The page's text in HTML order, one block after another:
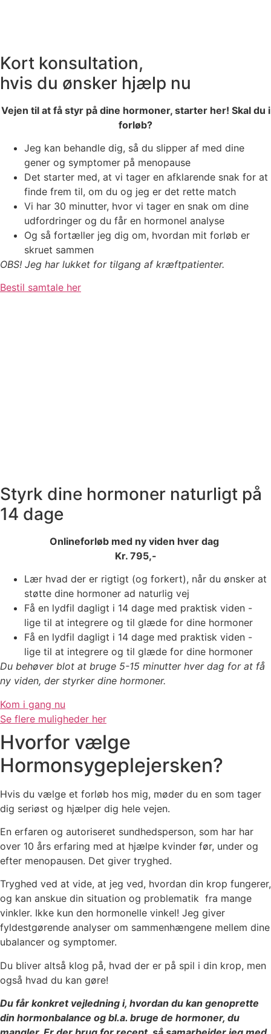
Kort konsultation,
hvis du ønsker hjælp nu
Vejen til at få styr på dine hormoner, starter her! Skal du i
forløb?
Jeg kan behandle dig, så du slipper af med dine
gener og symptomer på menopause
Det starter med, at vi tager en afklarende snak for at
finde frem til, om du og jeg er det rette match
Vi har 30 minutter, hvor vi tager en snak om dine
udfordringer og du får en hormonel analyse
Og så fortæller jeg dig om, hvordan mit forløb er
skruet sammen
OBS! Jeg har lukket for tilgang af kræftpatienter.
Bestil samtale her
Styrk dine hormoner naturligt på
14 dage
Onlineforløb med ny viden hver dag
Kr. 795,-
Lær hvad der er rigtigt (og forkert), når du ønsker at
støtte dine hormoner ad naturlig vej
Få en lydfil dagligt i 14 dage med praktisk viden -
lige til at integrere og til glæde for dine hormoner
Få en lydfil dagligt i 14 dage med praktisk viden -
lige til at integrere og til glæde for dine hormoner
Du behøver blot at bruge 5-15 minutter hver dag for at få
ny viden, der styrker dine hormoner.
Kom i gang nu
Se flere muligheder her
Hvorfor vælge
Hormonsygeplejersken?
Hvis du vælge et forløb hos mig, møder du en som tager
dig seriøst og hjælper dig hele vejen.
En erfaren og autoriseret sundhedsperson, som har har
over 10 års erfaring med at hjælpe kvinder før, under og
efter menopausen. Det giver tryghed.
Tryghed ved at vide, at jeg ved, hvordan din krop fungerer,
og kan anskue din situation og problematik fra mange
vinkler. Ikke kun den hormonelle vinkel! Jeg giver
fyldestgørende analyser om sammenhængene mellem dine
ubalancer og symptomer.
Du bliver altså klog på, hvad der er på spil i din krop, men
også hvad du kan gøre!
Du får konkret vejledning i, hvordan du kan genoprette
din hormonbalance og bl.a. bruge de hormoner, du